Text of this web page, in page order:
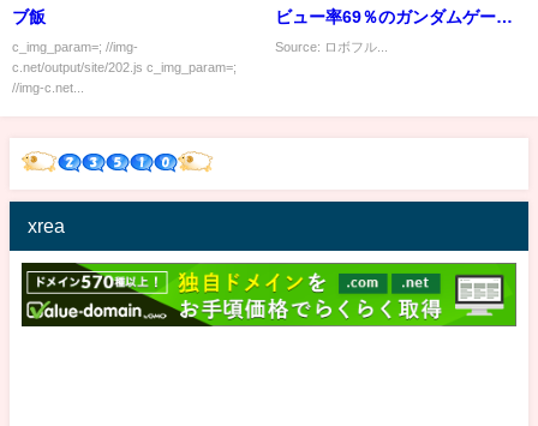
ブ飯
c_img_param=; //img-
c.net/output/site/202.js c_img_param=;
//img-c.net...
ビュー率69％のガンダムゲーム
【EXVS FORCE(フォース)】#4
Source: ロボフル...
xrea